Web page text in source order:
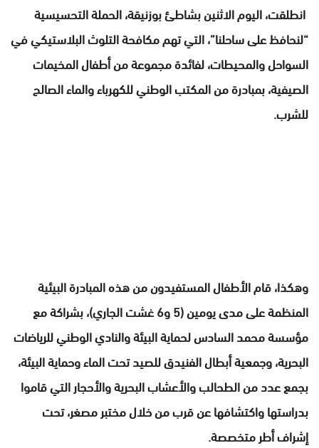
انطلقت، اليوم الاثنين بشاطئ بوزنيقة، الحملة التحسيسية
“لنحافظ على ساحلنا”، التي تهم مكافحة التلوث البلاستيكي في
السواحل والمحيطات، لفائدة مجموعة من أطفال المخيمات
الصيفية، بمبادرة من المكتب الوطني للكهرباء والماء الصالح
للشرب.
وهكذا، قام الأطفال المستفيدون من هذه المبادرة البيئية
المنظمة على مدى يومين (5 و6 غشت الجاري)، بشراكة مع
مؤسسة محمد السادس لحماية البيئة والنادي الوطني للرياضات
البحرية، وجمعية أبطال الفنيدق للصيد تحت الماء وحماية البيئة،
بجمع عدد من الطحالب والأعشاب البحرية والأحجار التي قاموا
بدراستها واكتشافها عن قرب من خلال مختبر مصغر، تحت
إشراف أطر متخصصة.